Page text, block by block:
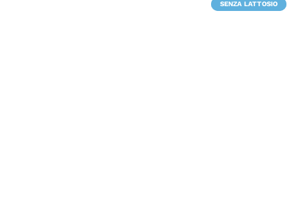
SENZA LATTOSIO
SENZA LATTOSIO